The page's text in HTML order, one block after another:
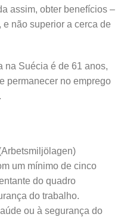
assim, obter benefícios –
não superior a cerca de
na Suécia é de 61 anos,
permanecer no emprego
um mínimo de cinco
do quadro
do trabalho.
ou à segurança do